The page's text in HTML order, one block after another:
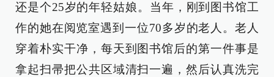
还是个25岁的年轻姑娘。当年，刚到图书馆工
作的她在阅览室遇到一位70多岁的老人。老人
穿着朴实干净，每天到图书馆后的第一件事是
拿起扫帚把公共区域清扫一遍，然后认真洗完